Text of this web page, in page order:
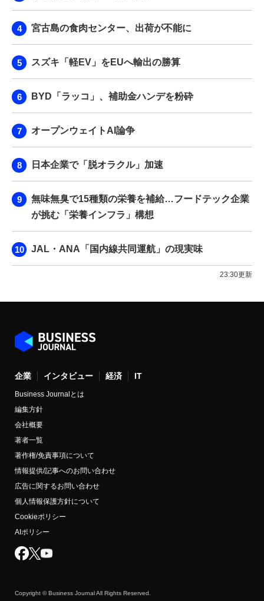
宮古島の食肉センター、出荷が不能に
スズキ「軽EV」をEUへ輸出の勝算
BYD「ラッコ」、補助金ハンデを粉砕
オープンウェイトAI論争
日本企業で「脱オラクル」加速
無味無臭で15種類の栄養を補給…フードテック企業
が挑む「栄養インフラ」構想
JAL・ANA「国内線共同運航」の現実味
23:30更新
企業 インタビュー 経済 IT
Business Journalとは
編集方針
会社概要
著者一覧
著作権/免責事項について
情報提供/記事へのお問い合わせ
広告に関するお問い合わせ
個人情報保護方針について
Cookieポリシー
AIポリシー
Copyright © Business Journal All Rights Reserved.